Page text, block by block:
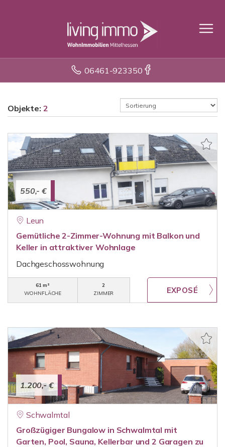
06461-923350
Objekte: 2
550,- €
Leun
Gemütliche 2-Zimmer-Wohnung mit Balkon und
Keller in attraktiver Wohnlage
Dachgeschosswohnung
61 m²
WOHNFLÄCHE
2
ZIMMER
1.200,- €
Schwalmtal
Großzügiger Bungalow in Schwalmtal mit
Garten, Pool, Sauna, Kellerbar und 2 Garagen zu